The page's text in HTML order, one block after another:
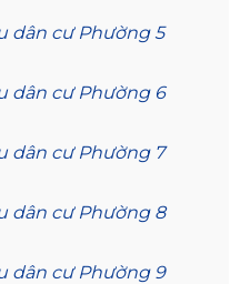
dân cư Phường 5
dân cư Phường 6
dân cư Phường 7
dân cư Phường 8
dân cư Phường 9